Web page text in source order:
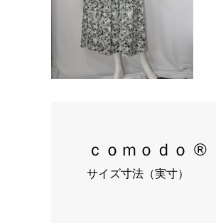
ｃｏｍｏｄｏ ®
サイズ寸法（実寸）